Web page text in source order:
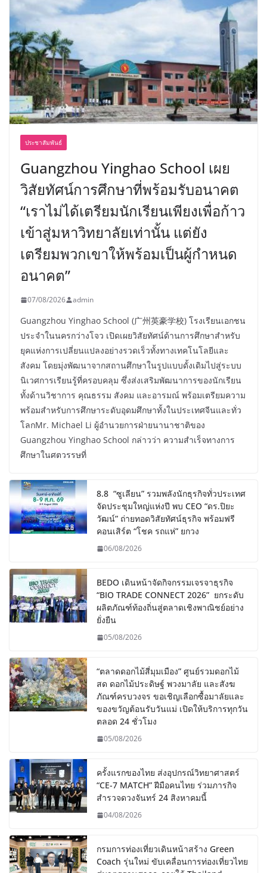
ประชาสัมพันธ์
Guangzhou Yinghao School เผย
วิสัยทัศน์การศึกษาที่พร้อมรับอนาคต
“เราไม่ได้เตรียมนักเรียนเพียงเพื่อก้าว
เข้าสู่มหาวิทยาลัยเท่านั้น แต่ยัง
เตรียมพวกเขาให้พร้อมเป็นผู้กำหนด
อนาคต”
07/08/2026 admin
Guangzhou Yinghao School (广州英豪学校) โรงเรียนเอกชน
ประจำในนครกว่างโจว เปิดเผยวิสัยทัศน์ด้านการศึกษาสำหรับ
ยุคแห่งการเปลี่ยนแปลงอย่างรวดเร็วทั้งทางเทคโนโลยีและ
สังคม โดยมุ่งพัฒนาจากสถานศึกษาในรูปแบบดั้งเดิมไปสู่ระบบ
นิเวศการเรียนรู้ที่ครอบคลุม ซึ่งส่งเสริมพัฒนาการของนักเรียน
ทั้งด้านวิชาการ คุณธรรม สังคม และอารมณ์ พร้อมเตรียมความ
พร้อมสำหรับการศึกษาระดับอุดมศึกษาทั้งในประเทศจีนและทั่ว
โลกMr. Michael Li ผู้อำนวยการฝ่ายนานาชาติของ
Guangzhou Yinghao School กล่าวว่า ความสำเร็จทางการ
ศึกษาในศตวรรษที่
8.8 “ซูเลียน” รวมพลังนักธุรกิจทั่วประเทศ
จัดประชุมใหญ่แห่งปี พบ CEO “ดร.ปิยะ
วัฒน์” ถ่ายทอดวิสัยทัศน์ธุรกิจ พร้อมฟรี
คอนเสิร์ต “โชค รถแห่” ยกวง
06/08/2026
BEDO เดินหน้าจัดกิจกรรมเจรจาธุรกิจ
“BIO TRADE CONNECT 2026” ยกระดับ
ผลิตภัณฑ์ท้องถิ่นสู่ตลาดเชิงพาณิชย์อย่าง
ยั่งยืน
05/08/2026
“ตลาดดอกไม้สี่มุมเมือง” ศูนย์รวมดอกไม้
สด ดอกไม้ประดิษฐ์ พวงมาลัย และสังฆ
ภัณฑ์ครบวงจร ขอเชิญเลือกซื้อมาลัยและ
ของขวัญต้อนรับวันแม่ เปิดให้บริการทุกวัน
ตลอด 24 ชั่วโมง
05/08/2026
ครั้งแรกของไทย ส่งอุปกรณ์วิทยาศาสตร์
“CE-7 MATCH” ฝีมือคนไทย ร่วมภารกิจ
สำรวจดวงจันทร์ 24 สิงหาคมนี้
04/08/2026
กรมการท่องเที่ยวเดินหน้าสร้าง Green
Coach รุ่นใหม่ ขับเคลื่อนการท่องเที่ยวไทย